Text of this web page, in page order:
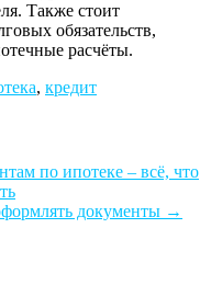
Также стоит
обязательств,
расчёты.
, кредит
по ипотеке – всё, что
документы →